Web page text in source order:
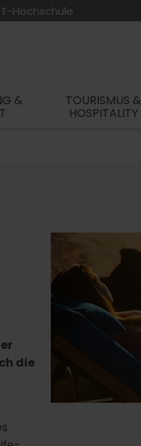
Hochschule
& TOURISMUS &
HOSPITALITY
die